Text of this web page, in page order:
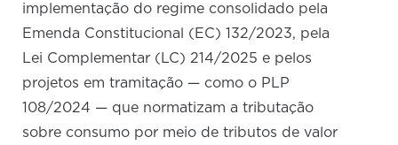
implementação do regime consolidado pela
Emenda Constitucional (EC) 132/2023, pela
Lei Complementar (LC) 214/2025 e pelos
projetos em tramitação — como o PLP
108/2024 — que normatizam a tributação
sobre consumo por meio de tributos de valor